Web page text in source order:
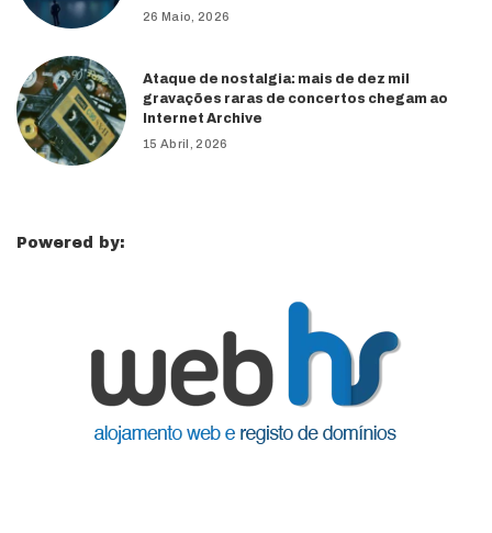
26 Maio, 2026
Ataque de nostalgia: mais de dez mil
gravações raras de concertos chegam ao
Internet Archive
15 Abril, 2026
Powered by: